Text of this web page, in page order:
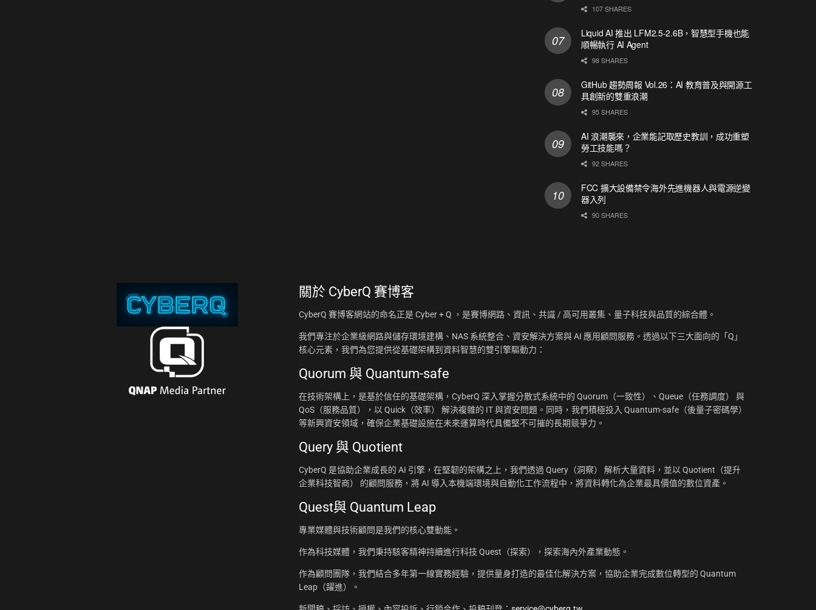
107 SHARES
Liquid AI 推出 LFM2.5-2.6B，智慧型手機也能
順暢執行 AI Agent
98 SHARES
GitHub 趨勢周報 Vol.26：AI 教育普及與開源工
具創新的雙重浪潮
95 SHARES
AI 浪潮襲來，企業能記取歷史教訓，成功重塑
勞工技能嗎？
92 SHARES
FCC 擴大設備禁令海外先進機器人與電源逆變
器入列
90 SHARES
關於 CyberQ 賽博客
CyberQ 賽博客網站的命名正是 Cyber + Q ，是賽博網路、資訊、共識 / 高可用叢集、量子科技與品質的綜合體。
我們專注於企業級網路與儲存環境建構、NAS 系統整合、資安解決方案與 AI 應用顧問服務。透過以下三大面向的「Q」
核心元素，我們為您提供從基礎架構到資料智慧的雙引擎驅動力：
Quorum 與 Quantum-safe
在技術架構上，是基於信任的基礎架構，CyberQ 深入掌握分散式系統中的 Quorum（一致性）、Queue（任務調度） 與
QoS（服務品質），以 Quick（效率） 解決複雜的 IT 與資安問題。同時，我們積極投入 Quantum-safe（後量子密碼學）
等新興資安領域，確保企業基礎設施在未來運算時代具備堅不可摧的長期競爭力。
Query 與 Quotient
CyberQ 是協助企業成長的 AI 引擎，在堅韌的架構之上，我們透過 Query（洞察） 解析大量資料，並以 Quotient（提升
企業科技智商） 的顧問服務，將 AI 導入本機端環境與自動化工作流程中，將資料轉化為企業最具價值的數位資產。
Quest與 Quantum Leap
專業媒體與技術顧問是我們的核心雙動能。
作為科技媒體，我們秉持駭客精神持續進行科技 Quest（探索），探索海內外產業動態。
作為顧問團隊，我們結合多年第一線實務經驗，提供量身打造的最佳化解決方案，協助企業完成數位轉型的 Quantum
Leap（躍進）。